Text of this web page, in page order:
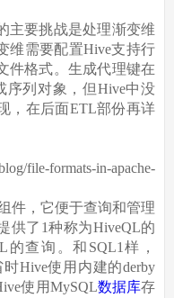
要挑战是处理渐变维
维需要配置Hive支持行
件格式。生成代理键在
序列对象，但Hive中没
，在后面ETL部份再详
file-formats-in-apache-
，它便于查询和管理
供了1种称为HiveQL的
查询。和SQL1样，
Hive使用内建的derby
使用MySQL数据库存